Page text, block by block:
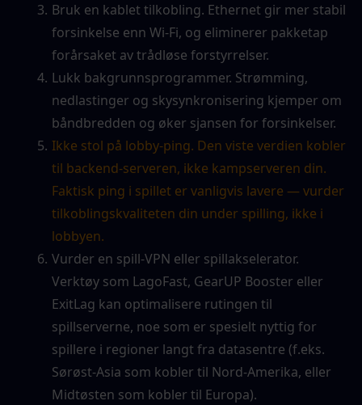
Bruk en kablet tilkobling. Ethernet gir mer stabil
forsinkelse enn Wi-Fi, og eliminerer pakketap
forårsaket av trådløse forstyrrelser.
Lukk bakgrunnsprogrammer. Strømming,
nedlastinger og skysynkronisering kjemper om
båndbredden og øker sjansen for forsinkelser.
Ikke stol på lobby-ping. Den viste verdien kobler
til backend-serveren, ikke kampserveren din.
Faktisk ping i spillet er vanligvis lavere — vurder
tilkoblingskvaliteten din under spilling, ikke i
lobbyen.
Vurder en spill-VPN eller spillakselerator.
Verktøy som LagoFast, GearUP Booster eller
ExitLag kan optimalisere rutingen til
spillserverne, noe som er spesielt nyttig for
spillere i regioner langt fra datasentre (f.eks.
Sørøst-Asia som kobler til Nord-Amerika, eller
Midtøsten som kobler til Europa).